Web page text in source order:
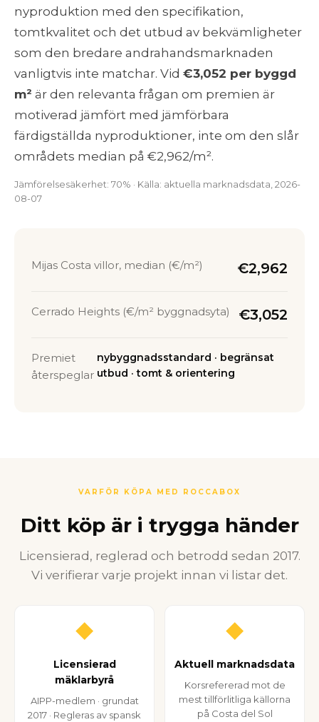
nyproduktion med den specifikation,
tomtkvalitet och det utbud av bekvämligheter
som den bredare andrahandsmarknaden
vanligtvis inte matchar. Vid €3,052 per byggd
m² är den relevanta frågan om premien är
motiverad jämfört med jämförbara
färdigställda nyproduktioner, inte om den slår
områdets median på €2,962/m².
Jämförelsesäkerhet: 70% · Källa: aktuella marknadsdata, 2026-
08-07
Mijas Costa villor, median (€/m²) €2,962
Cerrado Heights (€/m² byggnadsyta) €3,052
Premiet
återspeglar
nybyggnadsstandard · begränsat
utbud · tomt & orientering
VARFÖR KÖPA MED ROCCABOX
Ditt köp är i trygga händer
Licensierad, reglerad och betrodd sedan 2017.
Vi verifierar varje projekt innan vi listar det.
◆
Licensierad
mäklarbyrå
AIPP-medlem · grundat
2017 · Regleras av spansk
◆
Aktuell marknadsdata
Korsrefererad mot de
mest tillförlitliga källorna
på Costa del Sol